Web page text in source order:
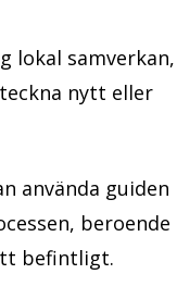
lokal samverkan,
nytt eller
använda guiden
beroende
befintligt.